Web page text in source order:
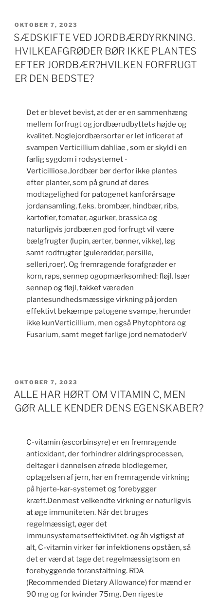
UDGIVET
DEN
OKTOBER 7, 2023
SÆDSKIFTE VED JORDBÆRDYRKNING.
HVILKEAFGRØDER BØR IKKE PLANTES
EFTER JORDBÆR?HVILKEN FORFRUGT
ER DEN BEDSTE?
Det er blevet bevist, at der er en sammenhæng
mellem forfrugt og jordbærudbyttets højde og
kvalitet. Noglejordbærsorter er let inficeret af
svampen Verticillium dahliae , som er skyld i en
farlig sygdom i rodsystemet -
Verticilliose.Jordbær bør derfor ikke plantes
efter planter, som på grund af deres
modtagelighed for patogenet kanforårsage
jordansamling, f.eks. brombær, hindbær, ribs,
kartofler, tomater, agurker, brassica og
naturligvis jordbær.en god forfrugt vil være
bælgfrugter (lupin, ærter, bønner, vikke), løg
samt rodfrugter (gulerødder, persille,
selleri,roer). Og fremragende forafgrøder er
korn, raps, sennep ogopmærksomhed: fløjl. Især
sennep og fløjl, takket væreden
plantesundhedsmæssige virkning på jorden
effektivt bekæmpe patogene svampe, herunder
ikke kunVerticillium, men også Phytophtora og
Fusarium, samt meget farlige jord nematoderV
UDGIVET
DEN
OKTOBER 7, 2023
ALLE HAR HØRT OM VITAMIN C, MEN
GØR ALLE KENDER DENS EGENSKABER?
C-vitamin (ascorbinsyre) er en fremragende
antioxidant, der forhindrer aldringsprocessen,
deltager i dannelsen afrøde blodlegemer,
optagelsen af jern, har en fremragende virkning
på hjerte-kar-systemet og forebygger
kræft.Denmest velkendte virkning er naturligvis
at øge immuniteten. Når det bruges
regelmæssigt, øger det
immunsystemetseffektivitet. og åh vigtigst af
alt, C-vitamin virker før infektionens opståen, så
det er værd at tage det regelmæssigtsom en
forebyggende foranstaltning. RDA
(Recommended Dietary Allowance) for mænd er
90 mg og for kvinder 75mg. Den rigeste